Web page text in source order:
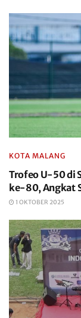
KOTA MALANG
Trofeo U-50 di
ke-80, Angkat
1 OKTOBER 2025